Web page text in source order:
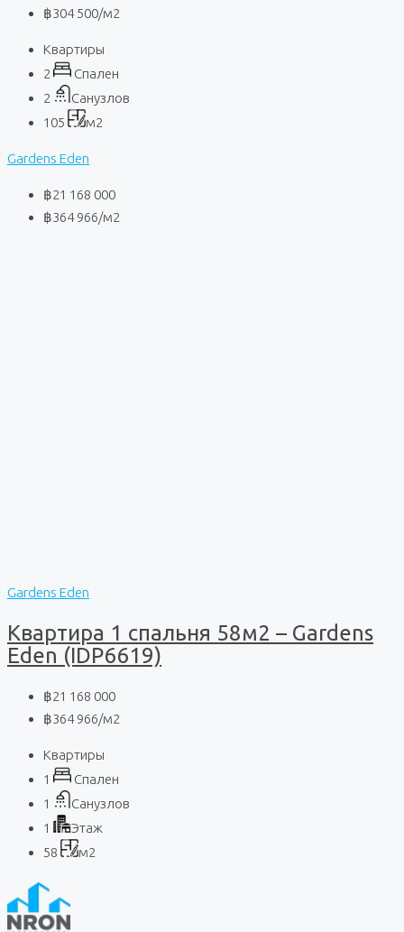
฿304 500/м2
Квартиры
2
Спален
2
Санузлов
105
м2
Gardens Eden
฿21 168 000
฿364 966/м2
Gardens Eden
Квартира 1 спальня 58м2 – Gardens
Eden (IDP6619)
฿21 168 000
฿364 966/м2
Квартиры
1
Спален
1
Санузлов
1
Этаж
58
м2